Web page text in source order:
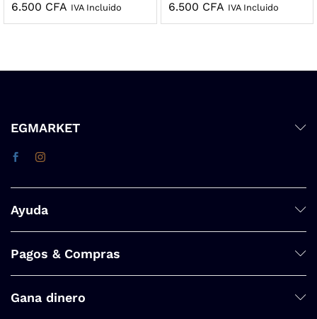
6.500 CFA IVA Incluido 6.500 CFA IVA Incluido
EGMARKET
Ayuda
Pagos & Compras
Gana dinero